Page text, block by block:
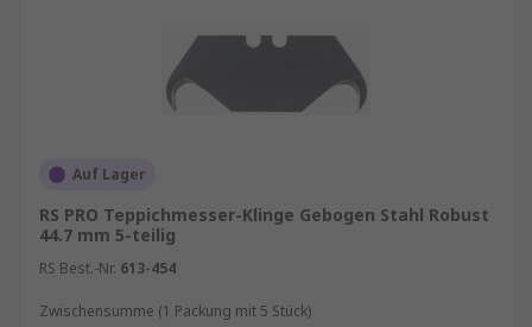
Auf Lager
RS PRO Teppichmesser-Klinge Gebogen Stahl Robust
44.7 mm 5-teilig
RS Best.-Nr. 613-454
Zwischensumme (1 Packung mit 5 Stück)